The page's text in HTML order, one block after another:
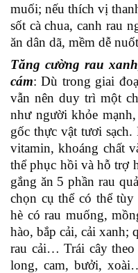
muối; nếu thích vị
sốt cà chua, canh rau
ăn dân dã, mềm dễ
Tăng cường rau
cám: Dù trong giai
vẫn nên duy trì một
như người khỏe
gốc thực vật tươi sạch.
vitamin, khoáng chất
thể phục hồi và hỗ trợ
gắng ăn 5 phần rau
chọn cụ thể có thể
hè có rau muống,
hào, bắp cải, cải xanh;
rau cải… Trái cây
long, cam, bưởi,